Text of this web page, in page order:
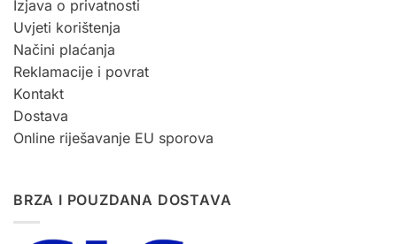
Izjava o privatnosti
Uvjeti korištenja
Načini plaćanja
Reklamacije i povrat
Kontakt
Dostava
Online riješavanje EU sporova
BRZA I POUZDANA DOSTAVA